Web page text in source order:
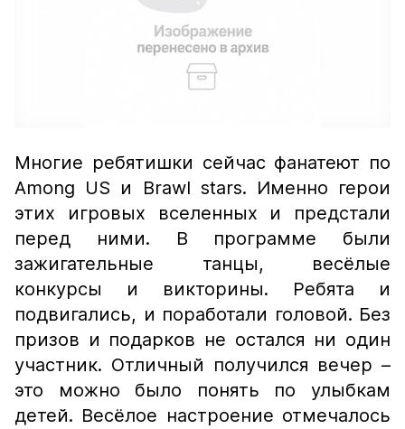
Многие ребятишки сейчас фанатеют по
Among US и Brawl stars. Именно герои
этих игровых вселенных и предстали
перед ними. В программе были
зажигательные танцы, весёлые
конкурсы и викторины. Ребята и
подвигались, и поработали головой. Без
призов и подарков не остался ни один
участник. Отличный получился вечер –
это можно было понять по улыбкам
детей. Весёлое настроение отмечалось